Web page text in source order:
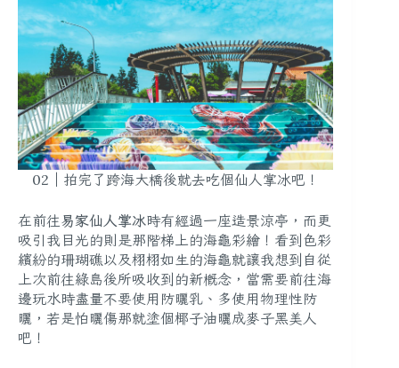
02｜拍完了跨海大橋後就去吃個仙人掌冰吧！
在前往易家仙人掌冰時有經過一座造景涼亭，而更
吸引我目光的則是那階梯上的海龜彩繪！看到色彩
繽紛的珊瑚礁以及栩栩如生的海龜就讓我想到自從
上次前往綠島後所吸收到的新概念，當需要前往海
邊玩水時盡量不要使用防曬乳、多使用物理性防
曬，若是怕曬傷那就塗個椰子油曬成麥子黑美人
吧！